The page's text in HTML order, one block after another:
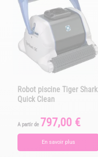
Robot piscine Tiger Shark
Quick Clean
A partir de Prix
797,00 €
En savoir plus